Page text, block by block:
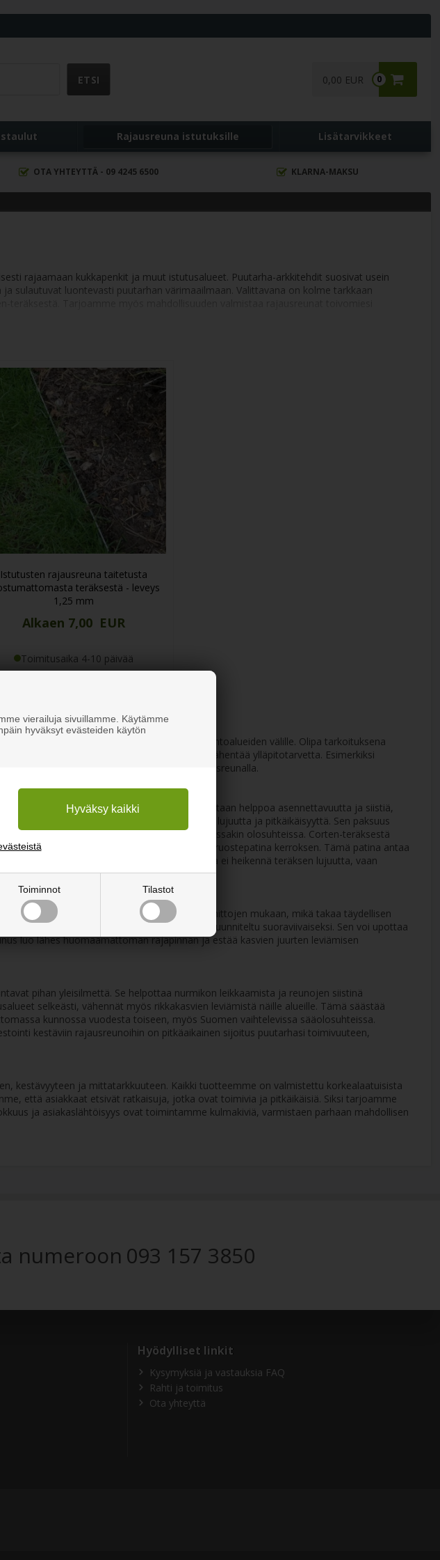
vierailuja sivuillamme. Käytämme
hyväksyt evästeiden käytön
Toiminnot Tilastot
0
0,00 EUR
Rajausreuna istutuksille Lisätarvikkeet
OTA YHTEYTTÄ - 09 4245 6500 KLARNA-MAKSU
rajaamaan kukkapenkit ja muut istutusalueet. Puutarha-arkkitehdit suosivat usein
sulautuvat luontevasti puutarhan värimaailmaan. Valittavana on kolme tarkkaan
Istutusten rajausreuna taitetusta
teräksestä - leveys
1,25 mm
Alkaen 7,00 EUR
Toimitusaika 4-10 päivää
selkeät ja siistit rajat puutarhan eri toimintoalueiden välille. Olipa tarkoituksena
Tämä pitää alueet siisteinä ja vähentää ylläpitotarvetta. Esimerkiksi
oikein valitulla ja asennetulla rajausreunalla.
sopii kevyempiin rajauksiin, joissa arvostetaan helppoa asennettavuutta ja siistiä,
teräksinen reunalevy tarjoaa ylivoimaista lujuutta ja pitkäikäisyyttä. Sen paksuus
Tämä reunalevy kestää vaativimmissakin olosuhteissa. Corten-teräksestä
kehittää ajan myötä luonnollisen, suojaavan ruostepatina kerroksen. Tämä patina antaa
ilman erillistä pinnoitusta. Patina ei heikennä teräksen lujuutta, vaan
rautareunat täsmälleen antamiesi mittojen mukaan, mikä takaa täydellisen
reunat projektiisi. Reunan asennus on suunniteltu suoraviivaiseksi. Sen voi upottaa
luo lähes huomaamattoman rajapinnan ja estää kasvien juurten leviämisen
pihan yleisilmettä. Se helpottaa nurmikon leikkaamista ja reunojen siistinä
selkeästi, vähennät myös rikkakasvien leviämistä näille alueille. Tämä säästää
kunnossa vuodesta toiseen, myös Suomen vaihtelevissa sääolosuhteissa.
kestäviin rajausreunoihin on pitkäaikainen sijoitus puutarhasi toimivuuteen,
kestävyyteen ja mittatarkkuuteen. Kaikki tuotteemme on valmistettu korkealaatuisista
että asiakkaat etsivät ratkaisuja, jotka ovat toimivia ja pitkäikäisiä. Siksi tarjoamme
ja asiakaslähtöisyys ovat toimintamme kulmakiviä, varmistaen parhaan mahdollisen
numeroon 093 157 3850
Hyödylliset linkit
Kysymyksiä ja vastauksia FAQ
Rahti ja toimitus
Ota yhteyttä